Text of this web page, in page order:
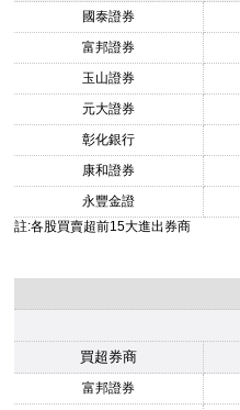
國泰證券
富邦證券
玉山證券
元大證券
彰化銀行
康和證券
永豐金證
註:各股買賣超前15大進出券商
買超券商
富邦證券